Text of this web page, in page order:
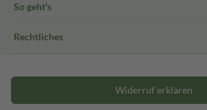
So geht's
Rechtliches
Widerruf erklären